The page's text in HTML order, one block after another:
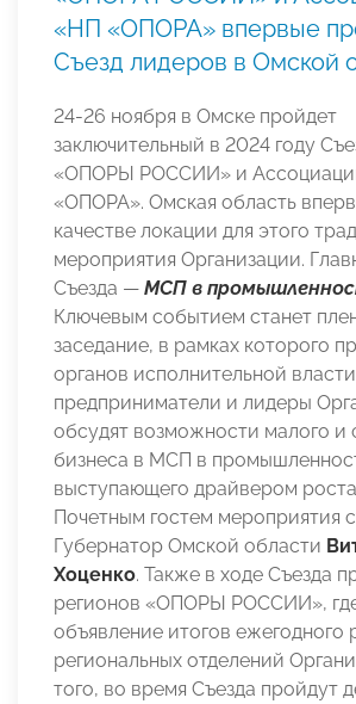
«НП «ОПОРА» впервые
Съезд лидеров в Омской
24-26 ноября в Омске пройдет
заключительный в 2024 году
«ОПОРЫ РОССИИ» и
«ОПОРА». Омская область
качестве локации для этого
мероприятия Организации.
Съезда — МСП в
Ключевым событием станет
заседание, в рамках которого
органов исполнительной
предприниматели и лидеры
обсудят возможности малого и
бизнеса в МСП в
выступающего драйвером
Почетным гостем мероприятия
Губернатор Омской области
Хоценко. Также в ходе Съезда
регионов «ОПОРЫ РОССИИ»,
объявление итогов ежегодного
региональных отделений
того, во время Съезда пройдут